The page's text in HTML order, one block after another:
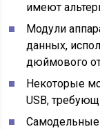
имеют
Модули
данных,
дюймового
Некоторые
USB,
Самодельные